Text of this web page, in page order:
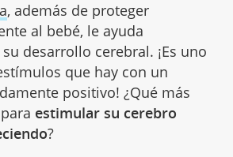
, además de proteger
al bebé, le ayuda
desarrollo cerebral. ¡Es uno
que hay con un
positivo! ¿Qué más
estimular su cerebro
?